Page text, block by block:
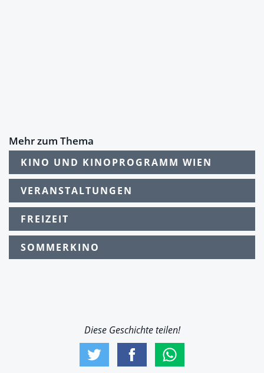
Mehr zum Thema
KINO UND KINOPROGRAMM WIEN
VERANSTALTUNGEN
FREIZEIT
SOMMERKINO
Diese Geschichte teilen!